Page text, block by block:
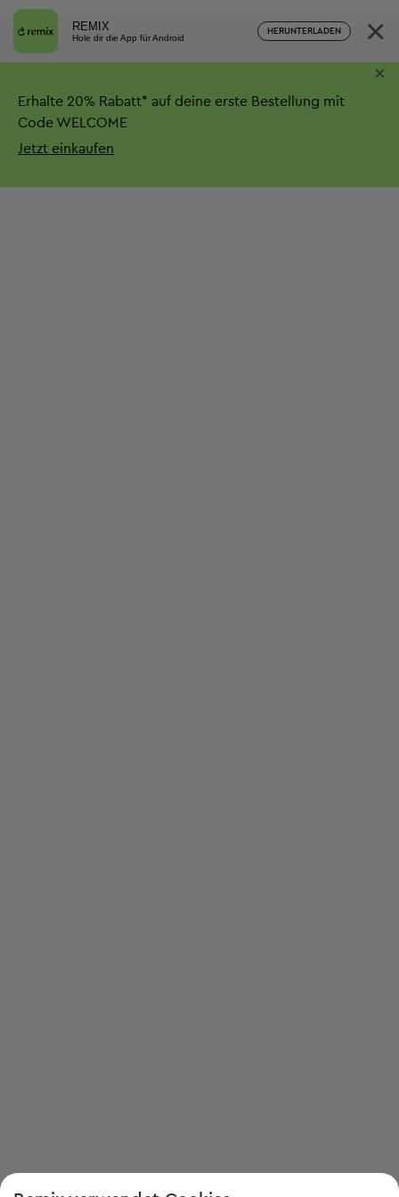
REMIX
Hole dir die App für Android
HERUNTERLADEN ×
Erhalte 20% Rabatt* auf deine erste Bestellung mit
Code WELCOME
Jetzt einkaufen
×